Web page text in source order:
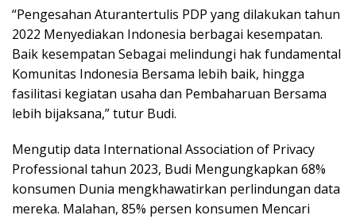
“Pengesahan Aturantertulis PDP yang dilakukan tahun
2022 Menyediakan Indonesia berbagai kesempatan.
Baik kesempatan Sebagai melindungi hak fundamental
Komunitas Indonesia Bersama lebih baik, hingga
fasilitasi kegiatan usaha dan Pembaharuan Bersama
lebih bijaksana,” tutur Budi.
Mengutip data International Association of Privacy
Professional tahun 2023, Budi Mengungkapkan 68%
konsumen Dunia mengkhawatirkan perlindungan data
mereka. Malahan, 85% persen konsumen Mencari